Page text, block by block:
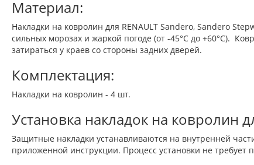
Материал:
Накладки на ковролин для RENAULT Sandero, Sandero
сильных морозах и жаркой погоде (от -45°C до +60°C).
затираться у краев со стороны задних дверей.
Комплектация:
Накладки на ковролин - 4 шт.
Установка накладок на ковролин
Защитные накладки устанавливаются на внутренней
приложенной инструкции. Процесс установки не